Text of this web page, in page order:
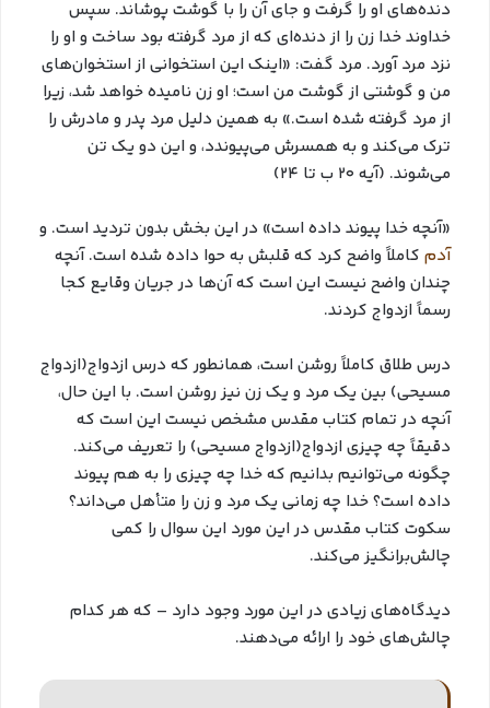
دنده‌های او را گرفت و جای آن را با گوشت پوشاند. سپس
خداوند خدا زن را از دنده‌ای که از مرد گرفته بود ساخت و او را
نزد مرد آورد. مرد گفت: «اینک این استخوانی از استخوان‌های
من و گوشتی از گوشت من است؛ او زن نامیده خواهد شد، زیرا
از مرد گرفته شده است.» به همین دلیل مرد پدر و مادرش را
ترک می‌کند و به همسرش می‌پیوندد، و این دو یک تن
می‌شوند. (آیه ۲۰ ب تا ۲۴)
«آنچه خدا پیوند داده است» در این بخش بدون تردید است. و
آدم کاملاً واضح کرد که قلبش به حوا داده شده است. آنچه
چندان واضح نیست این است که آن‌ها در جریان وقایع کجا
رسماً ازدواج کردند.
درس طلاق کاملاً روشن است، همانطور که درس ازدواج(ازدواج
مسیحی) بین یک مرد و یک زن نیز روشن است. با این حال،
آنچه در تمام کتاب مقدس مشخص نیست این است که
دقیقاً چه چیزی ازدواج(ازدواج مسیحی) را تعریف می‌کند.
چگونه می‌توانیم بدانیم که خدا چه چیزی را به هم پیوند
داده است؟ خدا چه زمانی یک مرد و زن را متأهل می‌داند؟
سکوت کتاب مقدس در این مورد این سوال را کمی
چالش‌برانگیز می‌کند.
دیدگاه‌های زیادی در این مورد وجود دارد – که هر کدام
چالش‌های خود را ارائه می‌دهند.